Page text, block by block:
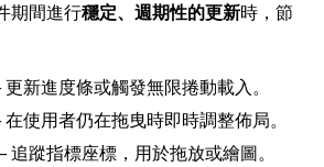
期間進行穩定、週期性的更新時，節
新進度條或觸發無限捲動載入。
使用者仍在拖曳時即時調整佈局。
追蹤指標座標，用於拖放或繪圖。